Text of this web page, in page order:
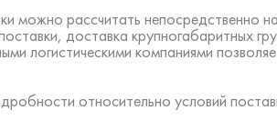
можно рассчитать непосредственно
доставка крупногабаритных
логистическими компаниями
относительно условий